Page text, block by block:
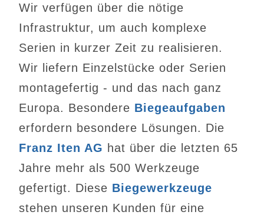
Wir verfügen über die nötige
Infrastruktur, um auch komplexe
Serien in kurzer Zeit zu realisieren.
Wir liefern Einzelstücke oder Serien
montagefertig - und das nach ganz
Europa. Besondere Biegeaufgaben
erfordern besondere Lösungen. Die
Franz Iten AG hat über die letzten 65
Jahre mehr als 500 Werkzeuge
gefertigt. Diese Biegewerkzeuge
stehen unseren Kunden für eine